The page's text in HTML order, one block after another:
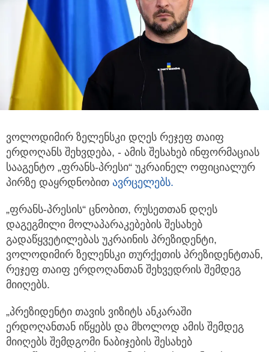
ვოლოდიმირ ზელენსკი დღეს რეჯეფ თაიფ
ერდოღანს შეხვდება, - ამის შესახებ ინფორმაციას
სააგენტო „ფრანს-პრესი“ უკრაინელ ოფიციალურ
პირზე დაყრდნობით ავრცელებს.
„ფრანს-პრესის“ ცნობით, რუსეთთან დღეს
დაგეგმილი მოლაპარაკებების შესახებ
გადაწყვეტილებას უკრაინის პრეზიდენტი,
ვოლოდიმირ ზელენსკი თურქეთის პრეზიდენტთან,
რეჯეფ თაიფ ერდოღანთან შეხვედრის შემდეგ
მიიღებს.
„პრეზიდენტი თავის ვიზიტს ანკარაში
ერდოღანთან იწყებს და მხოლოდ ამის შემდეგ
მიიღებს შემდგომი ნაბიჯების შესახებ